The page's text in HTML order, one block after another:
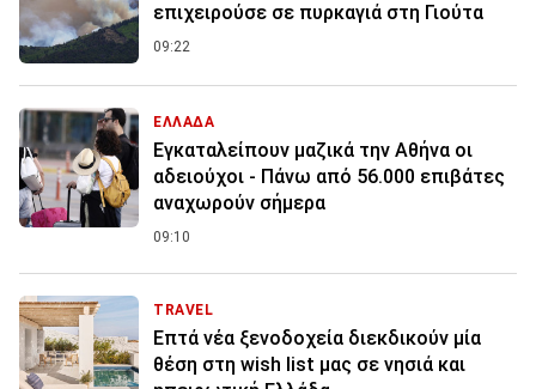
επιχειρούσε σε πυρκαγιά στη Γιούτα
09:22
ΕΛΛΑΔΑ
Εγκαταλείπουν μαζικά την Αθήνα οι
αδειούχοι - Πάνω από 56.000 επιβάτες
αναχωρούν σήμερα
09:10
TRAVEL
Επτά νέα ξενοδοχεία διεκδικούν μία
θέση στη wish list μας σε νησιά και